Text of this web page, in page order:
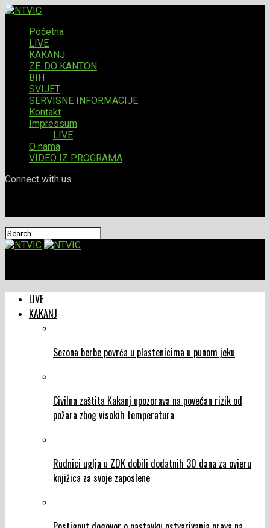
Početna
LIVE
KAKANJ
ZE-DO KANTON
BIH
SVIJET
SERVISNE INFORMACIJE
Kontakt
Impressum
LIVE
O nama
VIDEO IZ PROGRAMA
Connect with us
LIVE
KAKANJ
Sezona berbe povrća u plastenicima u punom jeku
Civilna zaštita Kakanj upozorava na povećan rizik od
požara zbog visokih temperatura
Rudnici uglja u ZDK dobili dodatnih 30 dana za ovjeru
knjižica za svoje zaposlene